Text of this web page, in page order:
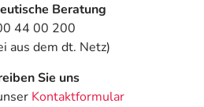
Beratung
44 00 200
aus dem dt. Netz)
Sie uns
Kontaktformular